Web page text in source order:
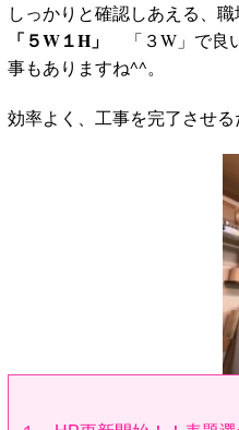
しっかりと確認しあえる、
「５W１H」
「３W」で良
事もありますね^^。
効率よく、工事を完了させる